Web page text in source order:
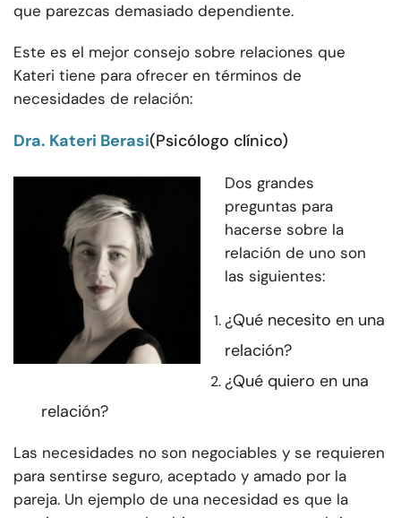
que parezcas demasiado dependiente.
Este es el mejor consejo sobre relaciones que
Kateri tiene para ofrecer en términos de
necesidades de relación:
Dra. Kateri Berasi(Psicólogo clínico)
Dos grandes
preguntas para
hacerse sobre la
relación de uno son
las siguientes:
¿Qué necesito en una
relación?
¿Qué quiero en una
relación?
Las necesidades no son negociables y se requieren
para sentirse seguro, aceptado y amado por la
pareja. Un ejemplo de una necesidad es que la